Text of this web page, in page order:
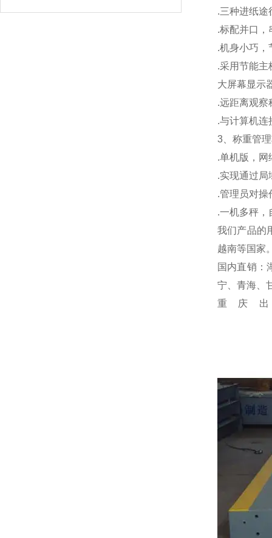
.三种进纸途
.标配并口，
.机身小巧，
.采用节能主
大屏幕显示
.远距离观察
.与计算机连
3 、称重管
.单机版，网
.实现通过局
.管理员对操
.一机多秤，
我们产品的
越南等国家
国内直销：
宁、青海、
重庆